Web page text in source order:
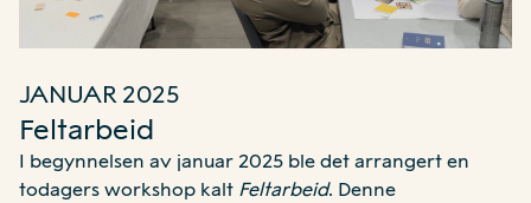
JANUAR 2025
Feltarbeid
I begynnelsen av januar 2025 ble det arrangert en
todagers workshop kalt Feltarbeid. Denne